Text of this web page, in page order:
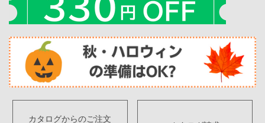
カタログからのご注文